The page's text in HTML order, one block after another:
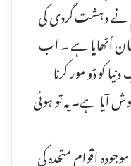
نے دہشت گردی کی
اُٹھایا ہے ۔ اب
کو ڈو مور کرنا
آیا ہے۔ یہ تو ہوئی
اقوام متحدہ کی